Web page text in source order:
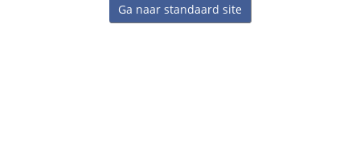
Ga naar standaard site